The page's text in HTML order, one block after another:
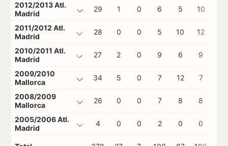
2012/2013 Atl.
Madrid
29 1 0 6 5 10
2011/2012 Atl.
Madrid
28 0 0 5 10 12
2010/2011 Atl.
Madrid
27 2 0 9 6 9
2009/2010
Mallorca
34 5 0 7 12 7
2008/2009
Mallorca
26 0 0 7 8 8
2005/2006 Atl.
Madrid
4 0 0 2 0 0